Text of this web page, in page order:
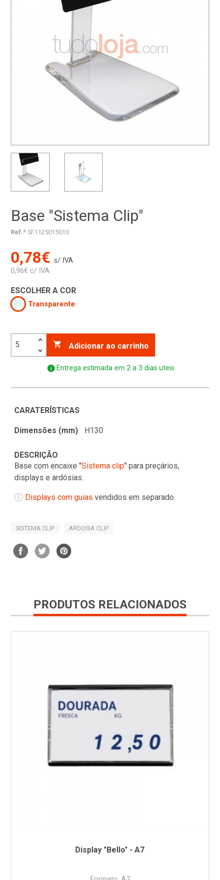
Base "Sistema Clip"
Ref.ª SF1125015010
0,78€ s/ IVA
0,96€ c/ IVA
ESCOLHER A COR
Transparente
 Adicionar ao carrinho
info Entrega estimada em 2 a 3 dias uteis
CARATERÍSTICAS
Dimensões (mm) H130
DESCRIÇÃO
Base com encaixe "Sistema clip" para preçários,
displays e ardósias.
Displays com guias vendidos em separado.
SISTEMA CLIP ARDOSIA CLIP
PRODUTOS RELACIONADOS
Display "Bello" - A7